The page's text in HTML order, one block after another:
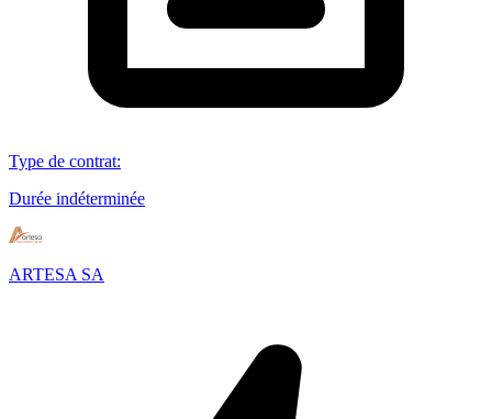
Type de contrat:
Durée indéterminée
ARTESA SA